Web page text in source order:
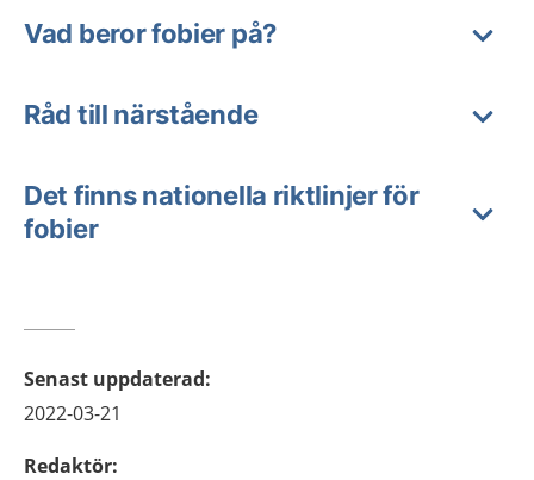
Vad beror fobier på?
Råd till närstående
Det finns nationella riktlinjer för
fobier
Senast uppdaterad:
2022-03-21
Redaktör: